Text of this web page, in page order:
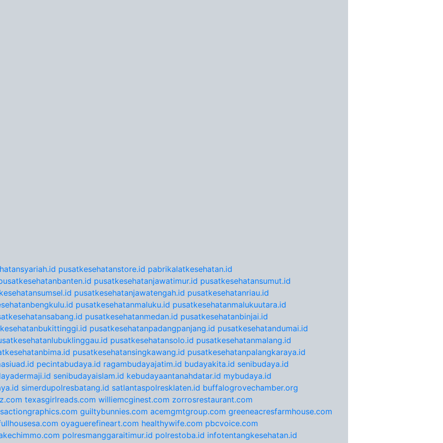
pusatkesehatanstore.id pabrikalatkesehatan.id
pusatkesehatanjawatimur.id pusatkesehatansumut.id
pusatkesehatanjawatengah.id pusatkesehatanriau.id
pusatkesehatanmaluku.id pusatkesehatanmalukuutara.id
pusatkesehatanmedan.id pusatkesehatanbinjai.id
pusatkesehatanpadangpanjang.id pusatkesehatandumai.id
pusatkesehatansolo.id pusatkesehatanmalang.id
pusatkesehatansingkawang.id pusatkesehatanpalangkaraya.id
pecintabudaya.id ragambudayajatim.id budayakita.id senibudaya.id
senibudayaislam.id kebudayaantanahdatar.id mybudaya.id
simerdupolresbatang.id satlantaspolresklaten.id buffalogrovechamber.org
texasgirlreads.com williemcginest.com zorrosrestaurant.com
guiltybunnies.com acemgmtgroup.com greeneacresfarmhouse.com
oyaguerefineart.com healthywife.com pbcvoice.com
polresmanggaraitimur.id polrestoba.id infotentangkesehatan.id